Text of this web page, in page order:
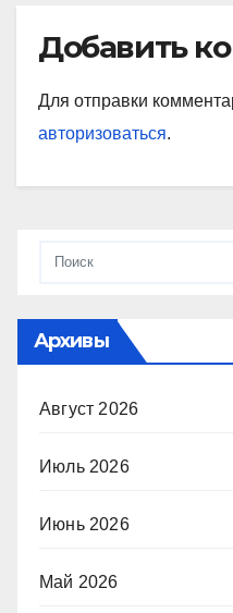
Добавить
Для отправки
авторизоваться.
Архивы
Август 2026
Июль 2026
Июнь 2026
Май 2026